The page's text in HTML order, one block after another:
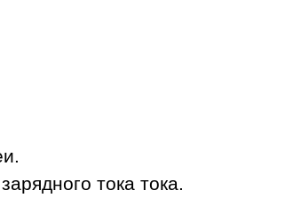
тока тока.